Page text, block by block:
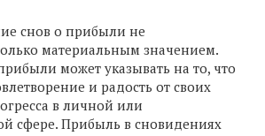
снов о прибыли не
материальным значением.
может указывать на то, что
и радость от своих
в личной или
сфере. Прибыль в сновидениях